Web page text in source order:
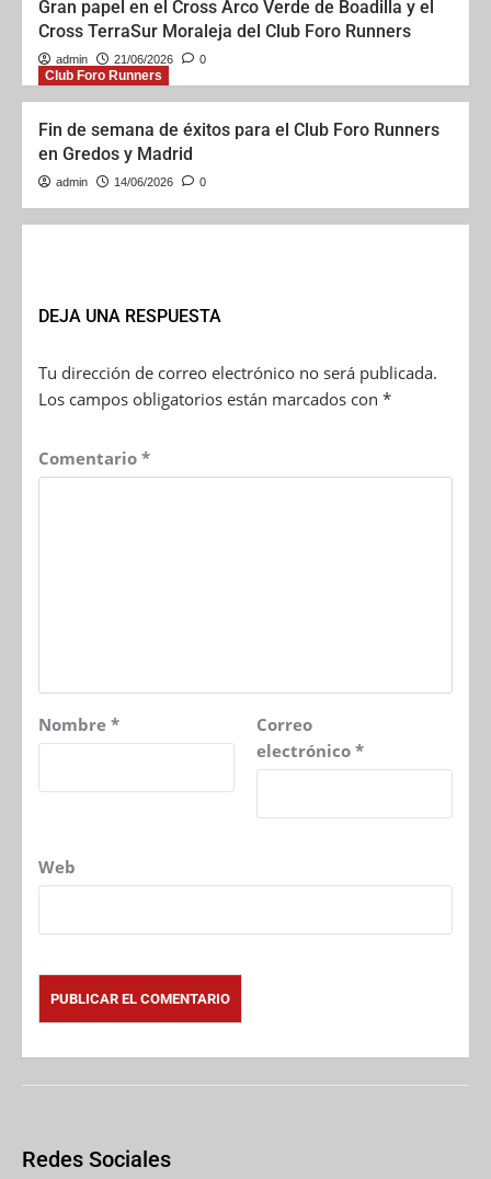
Gran papel en el Cross Arco Verde de Boadilla y el
Cross TerraSur Moraleja del Club Foro Runners
admin 21/06/2026 0
Club Foro Runners
Fin de semana de éxitos para el Club Foro Runners
en Gredos y Madrid
admin 14/06/2026 0
DEJA UNA RESPUESTA
Tu dirección de correo electrónico no será publicada.
Los campos obligatorios están marcados con *
Comentario *
Nombre *
Correo
electrónico *
Web
Redes Sociales